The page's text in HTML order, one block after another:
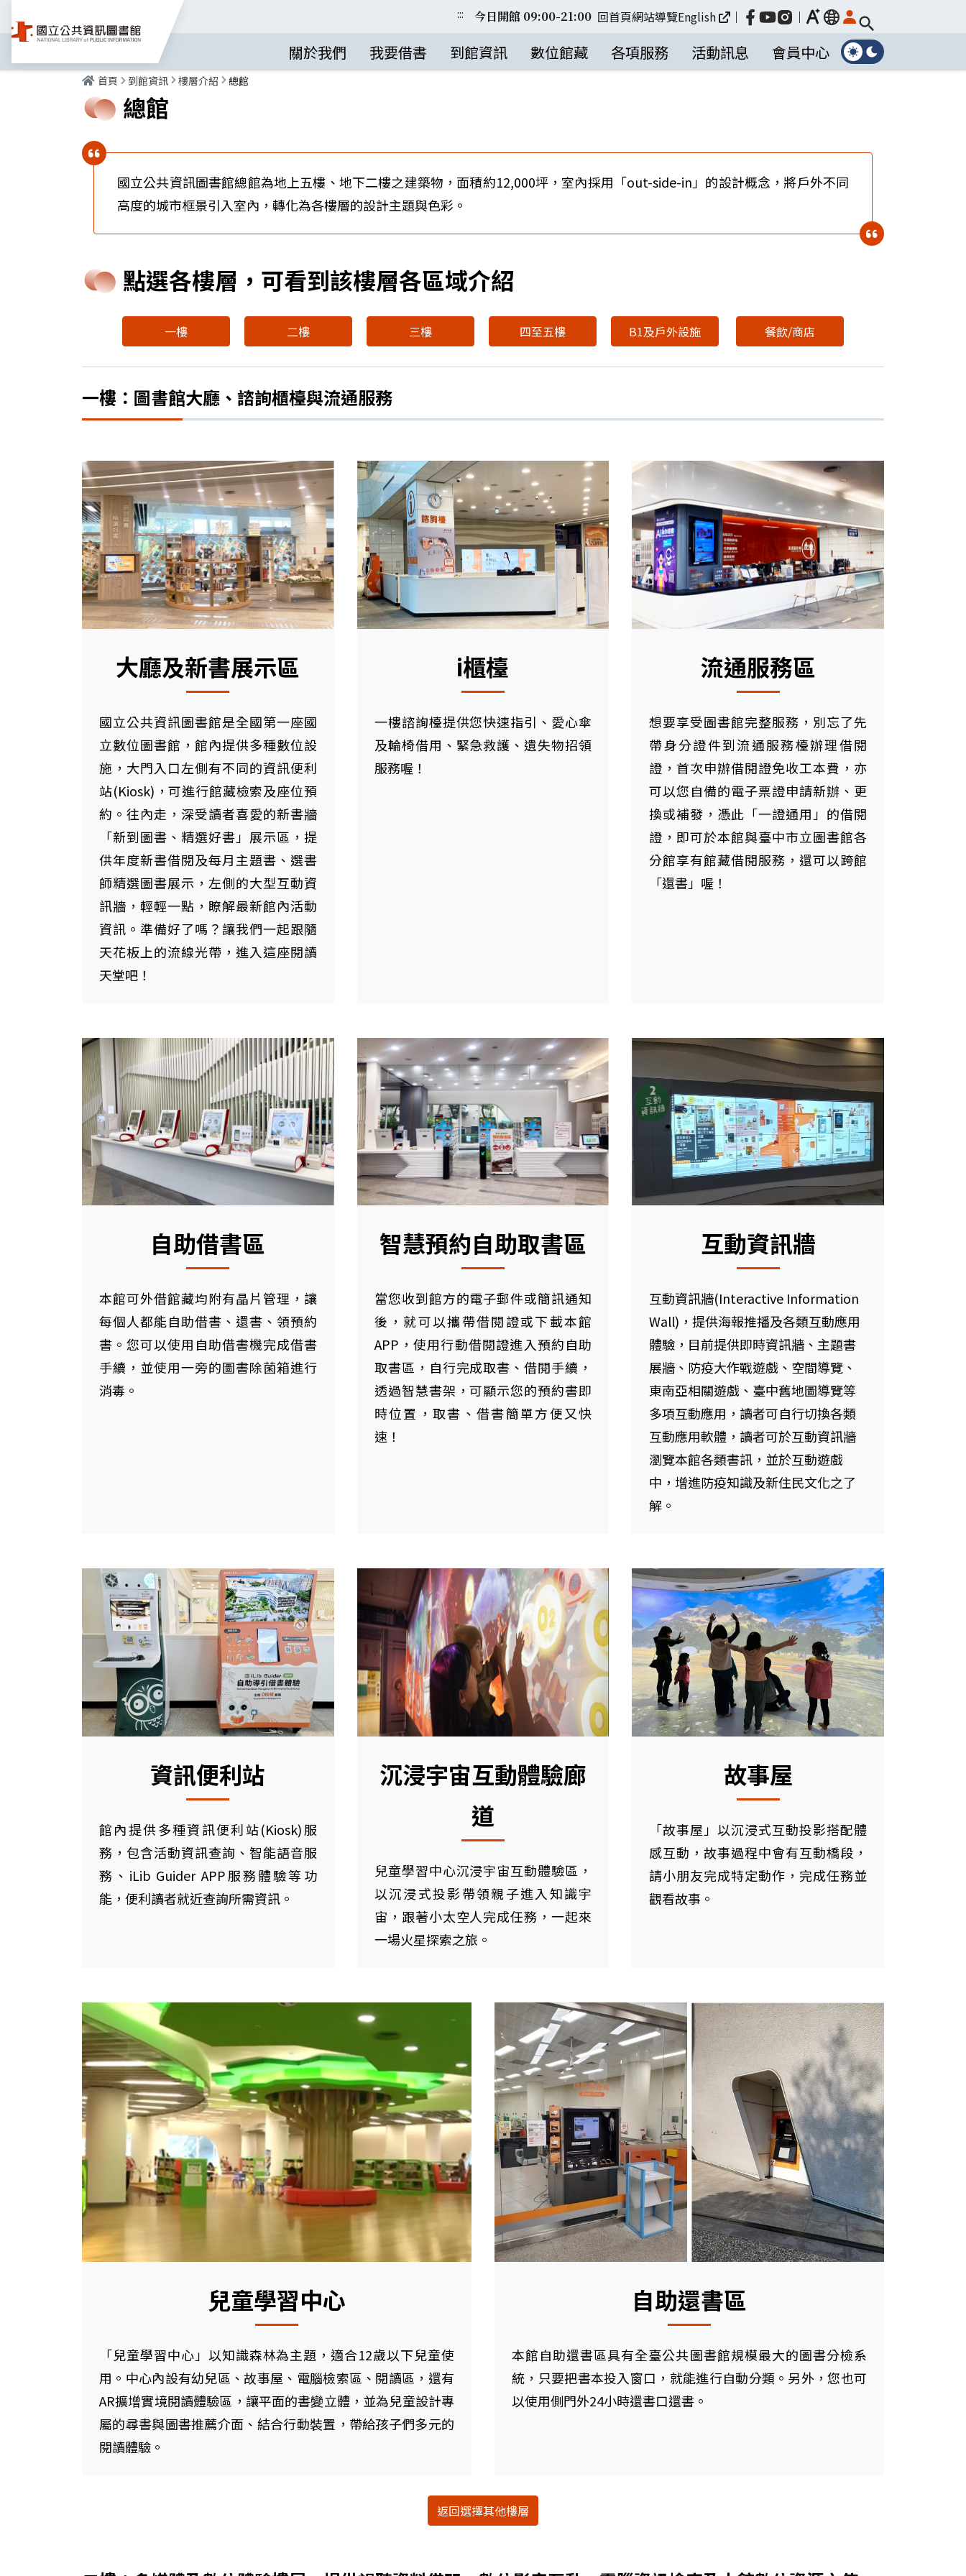
::: 今日開館 09:00-21:00 回首頁網站導覽English ｜ ｜ 放大
language
關於我們 我要借書 到館資訊 數位館藏 各項服務 活動訊息 會員中心
首頁 到館資訊 樓層介紹 總館
總館
國立公共資訊圖書館總館為地上五樓、地下二樓之建築物，面積約12,000坪，室內採用「out-side-in」的設計概念，將戶外不同
高度的城市框景引入室內，轉化為各樓層的設計主題與色彩。
點選各樓層，可看到該樓層各區域介紹
一樓 二樓 三樓 四至五樓 B1及戶外設施 餐飲/商店
一樓：圖書館大廳、諮詢櫃檯與流通服務
大廳及新書展示區
國立公共資訊圖書館是全國第一座國
立數位圖書館，館內提供多種數位設
施，大門入口左側有不同的資訊便利
站(Kiosk)，可進行館藏檢索及座位預
約。往內走，深受讀者喜愛的新書牆
「新到圖書、精選好書」展示區，提
供年度新書借閱及每月主題書、選書
師精選圖書展示，左側的大型互動資
訊牆，輕輕一點，瞭解最新館內活動
資訊。準備好了嗎？讓我們一起跟隨
天花板上的流線光帶，進入這座閱讀
天堂吧！
i櫃檯
一樓諮詢檯提供您快速指引、愛心傘
及輪椅借用、緊急救護、遺失物招領
服務喔！
流通服務區
想要享受圖書館完整服務，別忘了先
帶身分證件到流通服務檯辦理借閱
證，首次申辦借閱證免收工本費，亦
可以您自備的電子票證申請新辦、更
換或補發，憑此「一證通用」的借閱
證，即可於本館與臺中市立圖書館各
分館享有館藏借閱服務，還可以跨館
「還書」喔！
自助借書區
本館可外借館藏均附有晶片管理，讓
每個人都能自助借書、還書、領預約
書。您可以使用自助借書機完成借書
手續，並使用一旁的圖書除菌箱進行
消毒。
智慧預約自助取書區
當您收到館方的電子郵件或簡訊通知
後，就可以攜帶借閱證或下載本館
APP，使用行動借閱證進入預約自助
取書區，自行完成取書、借閱手續，
透過智慧書架，可顯示您的預約書即
時位置，取書、借書簡單方便又快
速！
互動資訊牆
互動資訊牆(Interactive Information
Wall)，提供海報推播及各類互動應用
體驗，目前提供即時資訊牆、主題書
展牆、防疫大作戰遊戲、空間導覽、
東南亞相關遊戲、臺中舊地圖導覽等
多項互動應用，讀者可自行切換各類
互動應用軟體，讀者可於互動資訊牆
瀏覽本館各類書訊，並於互動遊戲
中，增進防疫知識及新住民文化之了
解。
資訊便利站
館內提供多種資訊便利站(Kiosk)服
務，包含活動資訊查詢、智能語音服
務、iLib Guider APP服務體驗等功
能，便利讀者就近查詢所需資訊。
沉浸宇宙互動體驗廊
道
兒童學習中心沉浸宇宙互動體驗區，
以沉浸式投影帶領親子進入知識宇
宙，跟著小太空人完成任務，一起來
一場火星探索之旅。
故事屋
「故事屋」以沉浸式互動投影搭配體
感互動，故事過程中會有互動橋段，
請小朋友完成特定動作，完成任務並
觀看故事。
兒童學習中心
「兒童學習中心」以知識森林為主題，適合12歲以下兒童使
用。中心內設有幼兒區、故事屋、電腦檢索區、閱讀區，還有
AR擴增實境閱讀體驗區，讓平面的書變立體，並為兒童設計專
屬的尋書與圖書推薦介面、結合行動裝置，帶給孩子們多元的
閱讀體驗。
自助還書區
本館自助還書區具有全臺公共圖書館規模最大的圖書分檢系
統，只要把書本投入窗口，就能進行自動分類。另外，您也可
以使用側門外24小時還書口還書。
返回選擇其他樓層